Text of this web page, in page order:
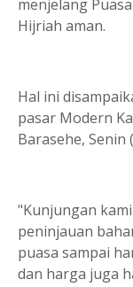
menjelang
Hijriah aman.
Hal ini
pasar Modern
Barasehe, Senin
"Kunjungan
peninjauan
puasa sampai
dan harga juga